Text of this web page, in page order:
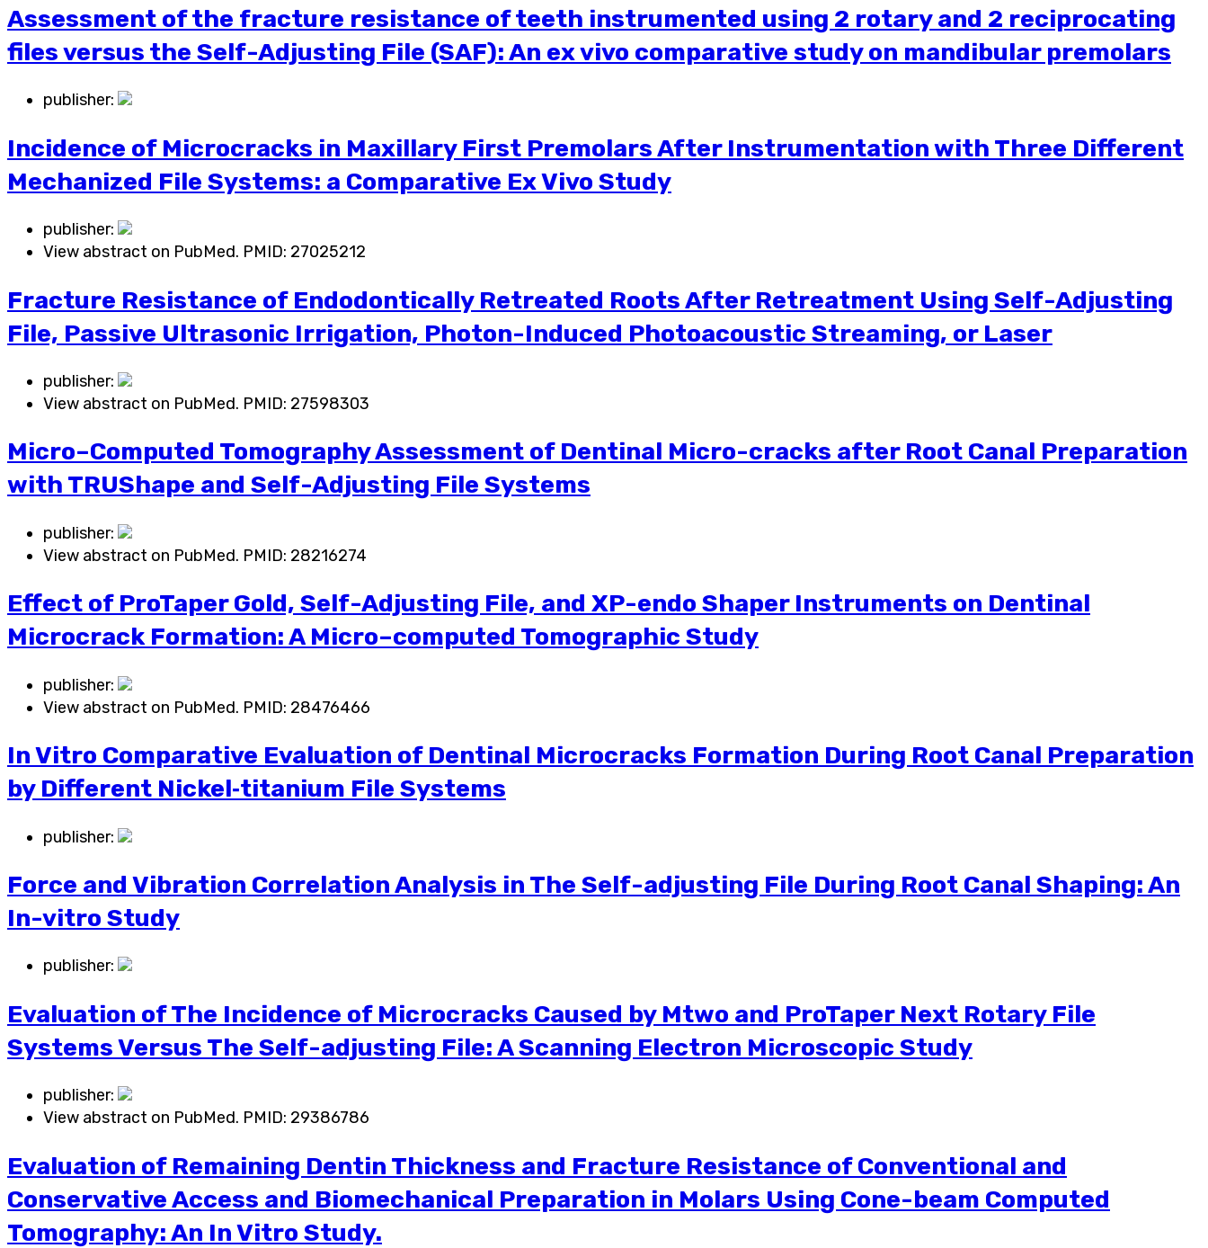
Assessment of the fracture resistance of teeth instrumented using 2 rotary and 2 reciprocating
files versus the Self-Adjusting File (SAF): An ex vivo comparative study on mandibular premolars
publisher:
Incidence of Microcracks in Maxillary First Premolars After Instrumentation with Three Different
Mechanized File Systems: a Comparative Ex Vivo Study
publisher:
View abstract on PubMed. PMID: 27025212
Fracture Resistance of Endodontically Retreated Roots After Retreatment Using Self-Adjusting
File, Passive Ultrasonic Irrigation, Photon-Induced Photoacoustic Streaming, or Laser
publisher:
View abstract on PubMed. PMID: 27598303
Micro–Computed Tomography Assessment of Dentinal Micro-cracks after Root Canal Preparation
with TRUShape and Self-Adjusting File Systems
publisher:
View abstract on PubMed. PMID: 28216274
Effect of ProTaper Gold, Self-Adjusting File, and XP-endo Shaper Instruments on Dentinal
Microcrack Formation: A Micro–computed Tomographic Study
publisher:
View abstract on PubMed. PMID: 28476466
In Vitro Comparative Evaluation of Dentinal Microcracks Formation During Root Canal Preparation
by Different Nickel‑titanium File Systems
publisher:
Force and Vibration Correlation Analysis in The Self-adjusting File During Root Canal Shaping: An
In-vitro Study
publisher:
Evaluation of The Incidence of Microcracks Caused by Mtwo and ProTaper Next Rotary File
Systems Versus The Self-adjusting File: A Scanning Electron Microscopic Study
publisher:
View abstract on PubMed. PMID: 29386786
Evaluation of Remaining Dentin Thickness and Fracture Resistance of Conventional and
Conservative Access and Biomechanical Preparation in Molars Using Cone-beam Computed
Tomography: An In Vitro Study.